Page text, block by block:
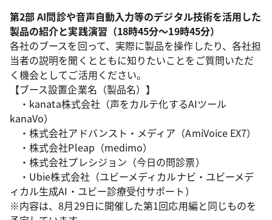
第2部 AI問診や音声自動入力等のデジタル技術を活用した
製品の紹介と実践演習（18時45分～19時45分）
各社のブースを回って、実際に製品を操作したり、各社担
当者の説明を聞くとともに知りたいことをご質問いただ
く機会としてご活用ください。
【ブース設置企業名（製品名）】
・kanata株式会社（声をカルテ化するAIツール
kanaVo）
・株式会社アドバンスト・メディア（AmiVoice EX7）
・株式会社Pleap（medimo）
・株式会社プレシジョン（今日の問診票）
・Ubie株式会社（ユビーメディカルナビ・ユビーメデ
ィカル生成AI・ユビー診療受付サポート）
※内容は、8月29日に開催した第1回応用編と同じものを